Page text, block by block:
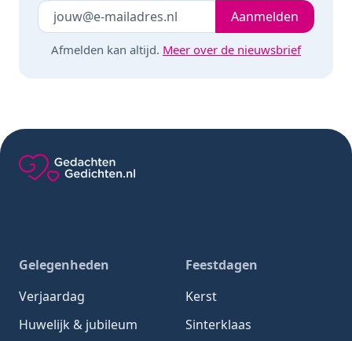
Laat dit veld leeg Je e-mailadresAanmelden
Afmelden kan altijd. Meer over de nieuwsbrief
Gelegenheden
Verjaardag
Huwelijk & jubileum
Feestdagen
Kerst
Sinterklaas